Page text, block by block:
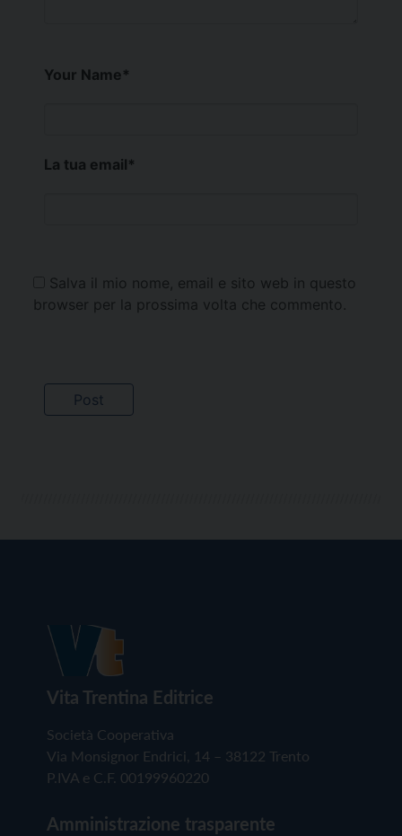
Your Name*
La tua email*
Salva il mio nome, email e sito web in questo
browser per la prossima volta che commento.
Vita Trentina Editrice
Società Cooperativa
Via Monsignor Endrici, 14 – 38122 Trento
P.IVA e C.F. 00199960220
Amministrazione trasparente